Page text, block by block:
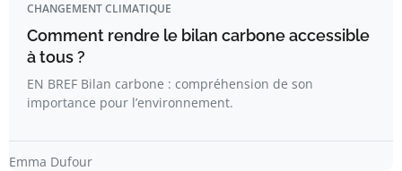
CHANGEMENT CLIMATIQUE
Comment rendre le bilan carbone accessible
à tous ?
EN BREF Bilan carbone : compréhension de son
importance pour l’environnement.
Emma Dufour